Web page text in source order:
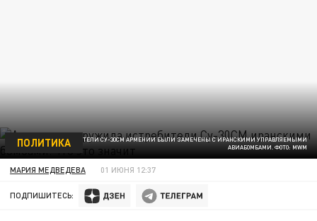
ИСТРЕБИТЕЛИ СУ-30СМ АРМЕНИИ БЫЛИ ЗАМЕЧЕНЫ С ИРАНСКИМИ УПРАВЛЯЕМЫМИ
АВИАБОМБАМИ. ФОТО: MWM
ПОЛИТИКА
МАРИЯ МЕДВЕДЕВА 01 ИЮНЯ 12:37
ПОДПИШИТЕСЬ: